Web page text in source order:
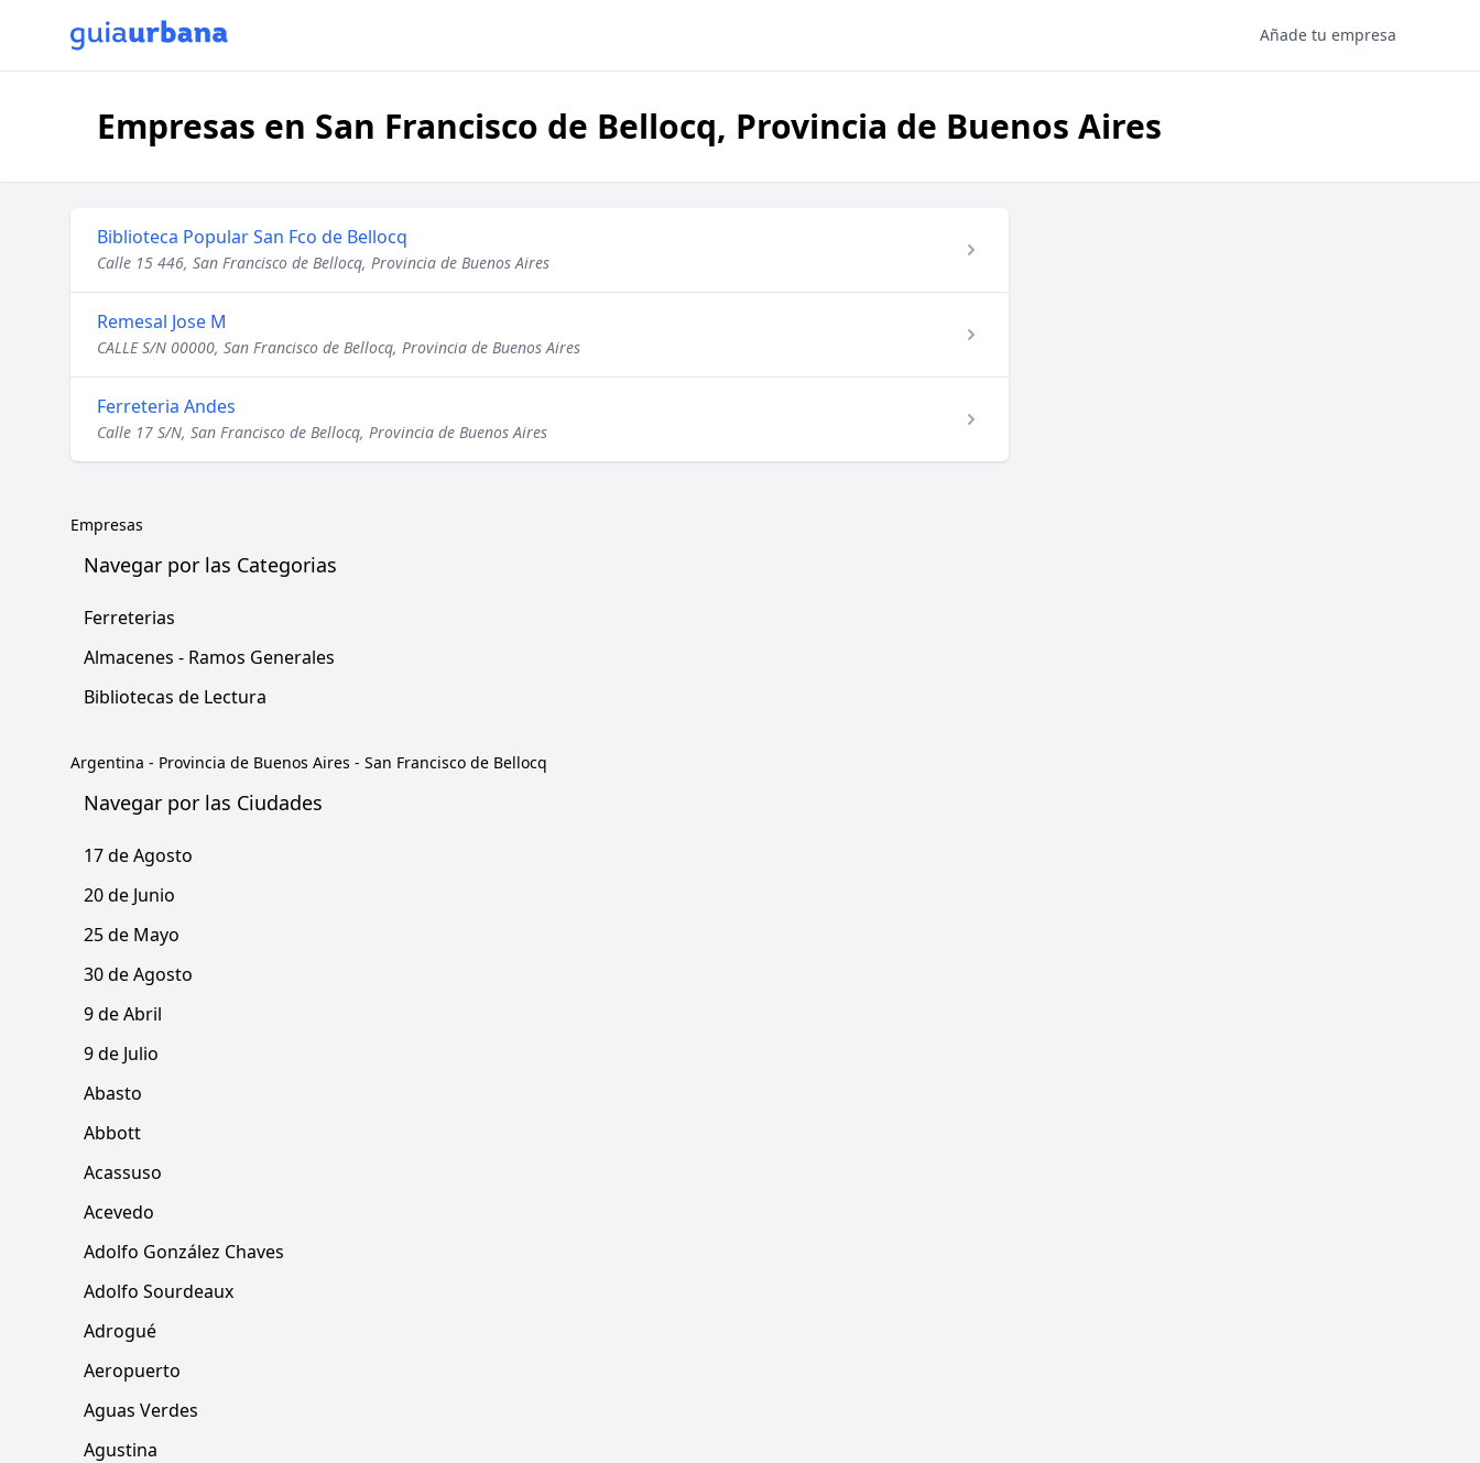
Añade tu empresa
Empresas en San Francisco de Bellocq, Provincia de Buenos Aires
Biblioteca Popular San Fco de Bellocq
Calle 15 446, San Francisco de Bellocq, Provincia de Buenos Aires
Remesal Jose M
CALLE S/N 00000, San Francisco de Bellocq, Provincia de Buenos Aires
Ferreteria Andes
Calle 17 S/N, San Francisco de Bellocq, Provincia de Buenos Aires
Empresas
Navegar por las Categorias
Ferreterias
Almacenes - Ramos Generales
Bibliotecas de Lectura
Argentina - Provincia de Buenos Aires - San Francisco de Bellocq
Navegar por las Ciudades
17 de Agosto
20 de Junio
25 de Mayo
30 de Agosto
9 de Abril
9 de Julio
Abasto
Abbott
Acassuso
Acevedo
Adolfo González Chaves
Adolfo Sourdeaux
Adrogué
Aeropuerto
Aguas Verdes
Agustina